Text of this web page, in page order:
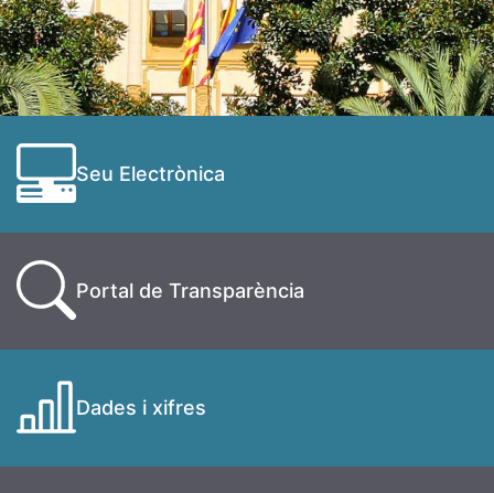
Seu Electrònica
Portal de Transparència
Dades i xifres